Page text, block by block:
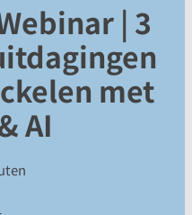
| 3
met
AI